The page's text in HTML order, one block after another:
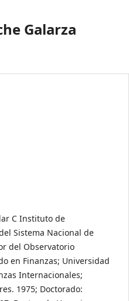
Galarza
C Instituto de
Sistema Nacional de
del Observatorio
en Finanzas; Universidad
Internacionales;
1975; Doctorado: